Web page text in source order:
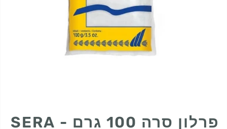
פרלון סרה 100 גרם - SERA